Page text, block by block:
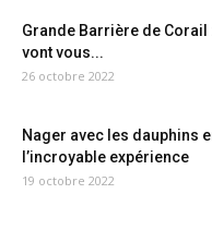
Grande Barrière de Corail
vont vous...
26 octobre 2022
Nager avec les dauphins
l’incroyable expérience
19 octobre 2022